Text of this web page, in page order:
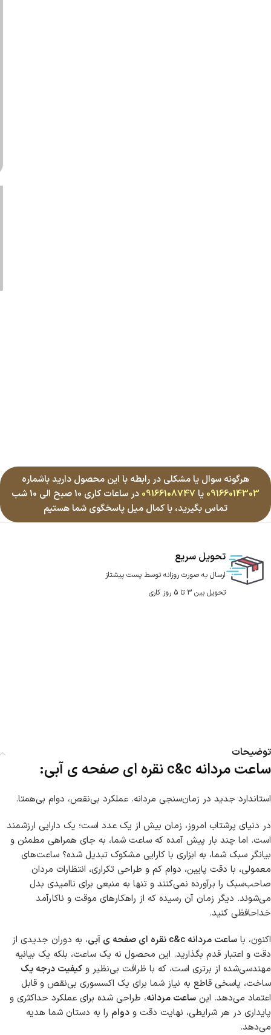
هرگونه سوال یا مشکلی در رابطه با این محصول دارید باشماره
09166014303 یا 09166108747
در ساعات کاری 10 صبح الی 10 شب
تماس بگیرید، با کمال میل پاسخگوی شما هستیم
تحویل سریع
ارسال به صورت روزانه توسط پست پیشتاز
تحویل بین 3 تا 5 روز کاری
توضیحات
ساعت مردانه c&c نقره ای صفحه ی آبی:
استاندارد جدید در زمان‌سنجی مردانه. عملکرد بی‌نقص، دوام بی‌همتا.
در دنیای پرشتاب امروز، زمان بیش از یک عدد است؛ یک دارایی ارزشمند
است. اما چند بار پیش آمده که ساعت شما، به جای همراهی مطمئن و
بیانگر سبک شما، به ابزاری با کارایی مشکوک تبدیل شده؟ ساعت‌های
معمولی، با دقت پایین، دوام کم و طراحی تکراری، انتظارات مردان
صاحب‌سبک را برآورده نمی‌کنند و تنها به منبعی برای ناامیدی بدل
می‌شوند. دیگر زمان آن رسیده که از راهکارهای موقت و ناکارآمد
خداحافظی کنید.
اکنون، با ساعت مردانه c&c نقره ای صفحه ی آبی
، به دوران جدیدی از
دقت و اعتبار قدم بگذارید. این محصول نه یک ساعت، بلکه یک بیانیه
مهندسی‌شده از برتری است، که با ظرافت بی‌نظیر و کیفیت درجه یک
ساخت، پاسخی قاطع به نیاز شما برای یک اکسسوری بی‌نقص و قابل
اعتماد می‌دهد. این ساعت مردانه، طراحی شده برای عملکرد حداکثری و
پایداری در هر شرایطی، نهایت دقت و دوام را به دستان شما هدیه
می‌دهد.